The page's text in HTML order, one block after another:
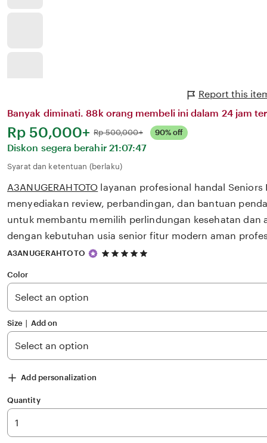
Report this
Banyak diminati. 88k orang membeli ini dalam 24 jam
Harga:
Rp 50,000+ Normal:
Rp 500,000+ 90% off
Diskon segera berahir 21:07:47
Syarat dan ketentuan (berlaku)
A3ANUGERAHTOTO layanan profesional handal
menyediakan review, perbandingan, dan bantuan
untuk membantu memilih perlindungan kesehatan dan
dengan kebutuhan usia senior fitur modern aman
A3ANUGERAHTOTO
5
5
Color
Size ∣ Add on
Add personalization
Quantity